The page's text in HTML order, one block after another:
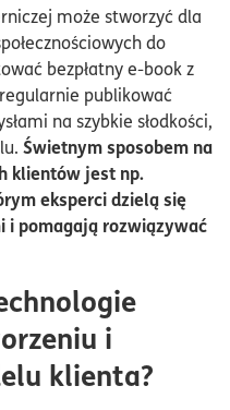
może stworzyć dla
do
bezpłatny e-book z
publikować
na szybkie słodkości,
Świetnym sposobem na
klientów jest np.
eksperci dzielą się
i pomagają rozwiązywać
i
klienta?